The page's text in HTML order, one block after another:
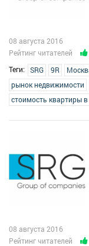
Рейтинг читателей
08 августа 2016
Теги: SRG 9R
рынок недвижимости
стоимость квартиры
Рейтинг читателей
08 августа 2016